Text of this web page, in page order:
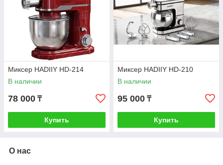
Миксер HADIIY HD-214
В наличии
78 000 ₸
Купить
Миксер HADIIY HD-210
В наличии
95 000 ₸
Купить
О нас